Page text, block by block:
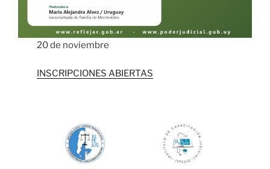
20 de noviembre
INSCRIPCIONES ABIERTAS